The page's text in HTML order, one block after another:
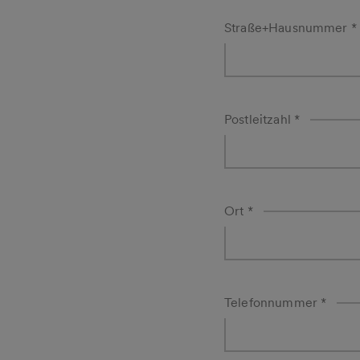
Straße+Hausnummer *
b2C-
Anfrage-
Postleitzahl *
Ort *
Telefonnummer *